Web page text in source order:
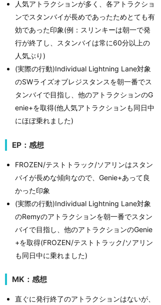
人気アトラクションが多く、各アトラクショ
ンでスタンバイが長めであったためとても有
効であった印象(例：スリンキーは朝一で発
行が終了し、スタンバイは常に60分以上の
人気ぶり)
(実際の行動)Individual Lightning Lane対象
のSWライズオブレジスタンスを朝一番でス
タンバイで目指し、他のアトラクションのG
enie+を取得(他人気アトラクションも同日中
にほぼ乗れました)
EP：感想
FROZEN/テストトラック/ソアリンはスタン
バイが長めな傾向なので、Genie+あって良
かった印象
(実際の行動)Individual Lightning Lane対象
のRemyのアトラクションを朝一番でスタン
バイで目指し、他のアトラクションのGenie
+を取得(FROZEN/テストトラック/ソアリン
も同日中に乗れました)
MK：感想
直ぐに発行終了のアトラクションはないが、